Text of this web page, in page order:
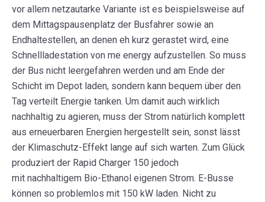
vor allem netzautarke Variante ist es beispielsweise auf
dem Mittagspausenplatz der Busfahrer sowie an
Endhaltestellen, an denen eh kurz gerastet wird, eine
Schnellladestation von me energy aufzustellen. So muss
der Bus nicht leergefahren werden und am Ende der
Schicht im Depot laden, sondern kann bequem über den
Tag verteilt Energie tanken. Um damit auch wirklich
nachhaltig zu agieren, muss der Strom natürlich komplett
aus erneuerbaren Energien hergestellt sein, sonst lässt
der Klimaschutz-Effekt lange auf sich warten. Zum Glück
produziert der Rapid Charger 150 jedoch
mit nachhaltigem Bio-Ethanol eigenen Strom. E-Busse
können so problemlos mit 150 kW laden. Nicht zu